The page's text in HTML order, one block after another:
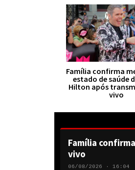
Família confirma
estado de saúde
Hilton após
vivo
Família
vivo
06/08/2026 · 16:04